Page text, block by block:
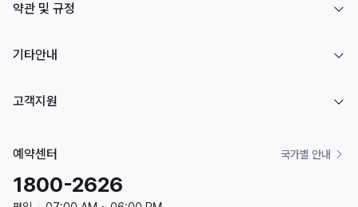
약관 및 규정
기타안내
고객지원
예약센터 국가별 안내
1800-2626